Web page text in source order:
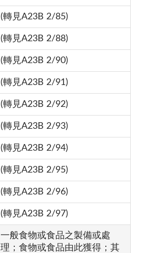
(轉見A23B 2/85)
(轉見A23B 2/88)
(轉見A23B 2/90)
(轉見A23B 2/91)
(轉見A23B 2/92)
(轉見A23B 2/93)
(轉見A23B 2/94)
(轉見A23B 2/95)
(轉見A23B 2/96)
(轉見A23B 2/97)
一般食物或食品之製備或處
理；食物或食品由此獲得；其